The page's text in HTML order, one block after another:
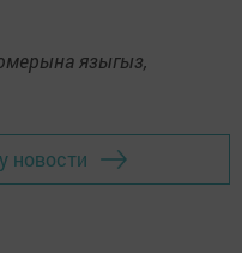
языгыз,
новости